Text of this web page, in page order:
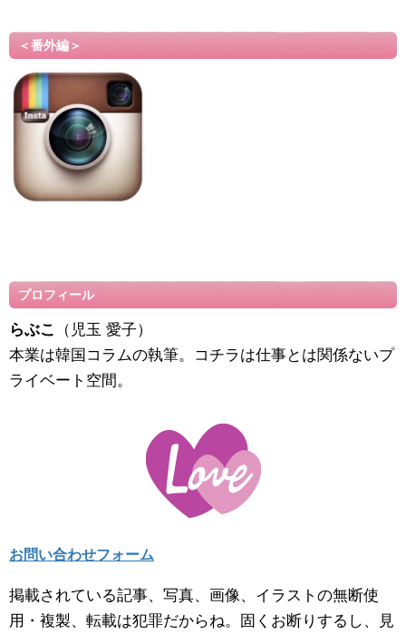
＜番外編＞
プロフィール
らぶこ
（児玉 愛子）
本業は韓国コラムの執筆。コチラは仕事とは関係ないプ
ライベート空間。
お問い合わせフォーム
掲載されている記事、写真、画像、イラストの無断使
用・複製、転載は犯罪だからね。固くお断りするし、見